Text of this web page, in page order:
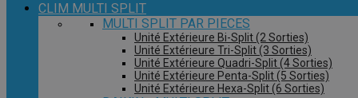
CLIM MULTI SPLIT
MULTI SPLIT PAR PIECES
Unité Extérieure Bi-Split (2 Sorties)
Unité Extérieure Tri-Split (3 Sorties)
Unité Extérieure Quadri-Split (4 Sorties)
Unité Extérieure Penta-Split (5 Sorties)
Unité Extérieure Hexa-Split (6 Sorties)